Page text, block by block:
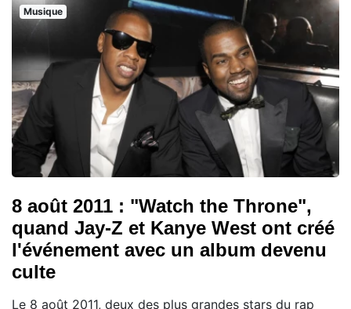
Musique
8 août 2011 : "Watch the Throne",
quand Jay-Z et Kanye West ont créé
l'événement avec un album devenu
culte
Le 8 août 2011, deux des plus grandes stars du rap